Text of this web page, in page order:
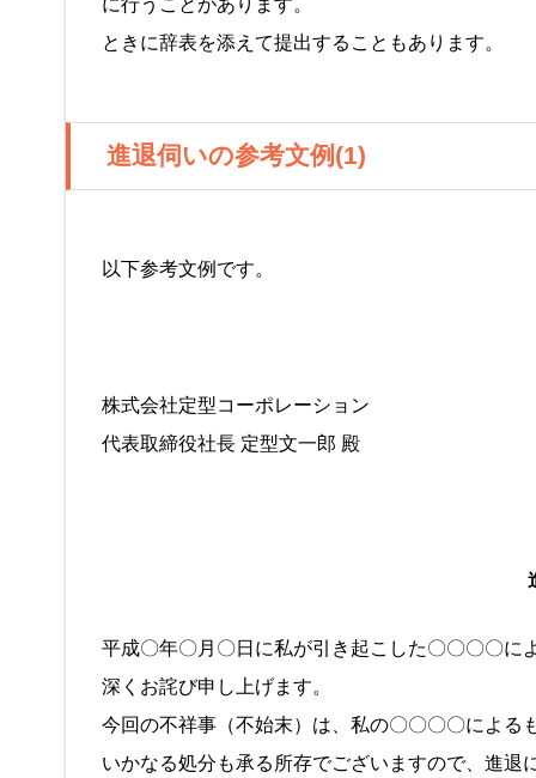
に行うことがあります。
ときに辞表を添えて提出することもあります。
進退伺いの参考文例(1)
以下参考文例です。
株式会社定型コーポレーション
代表取締役社長 定型文一郎 殿
平成〇年〇月〇日に私が引き起こした〇〇〇〇に
深くお詫び申し上げます。
今回の不祥事（不始末）は、私の〇〇〇〇によ
いかなる処分も承る所存でございますので、進退